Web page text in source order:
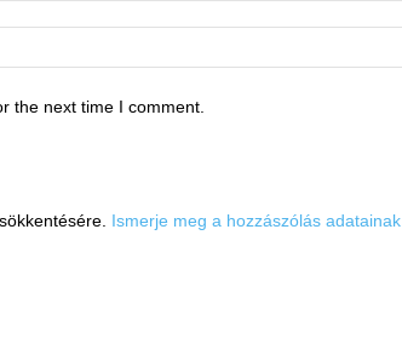
the next time I comment.
Ismerje meg a hozzászólás adatainak